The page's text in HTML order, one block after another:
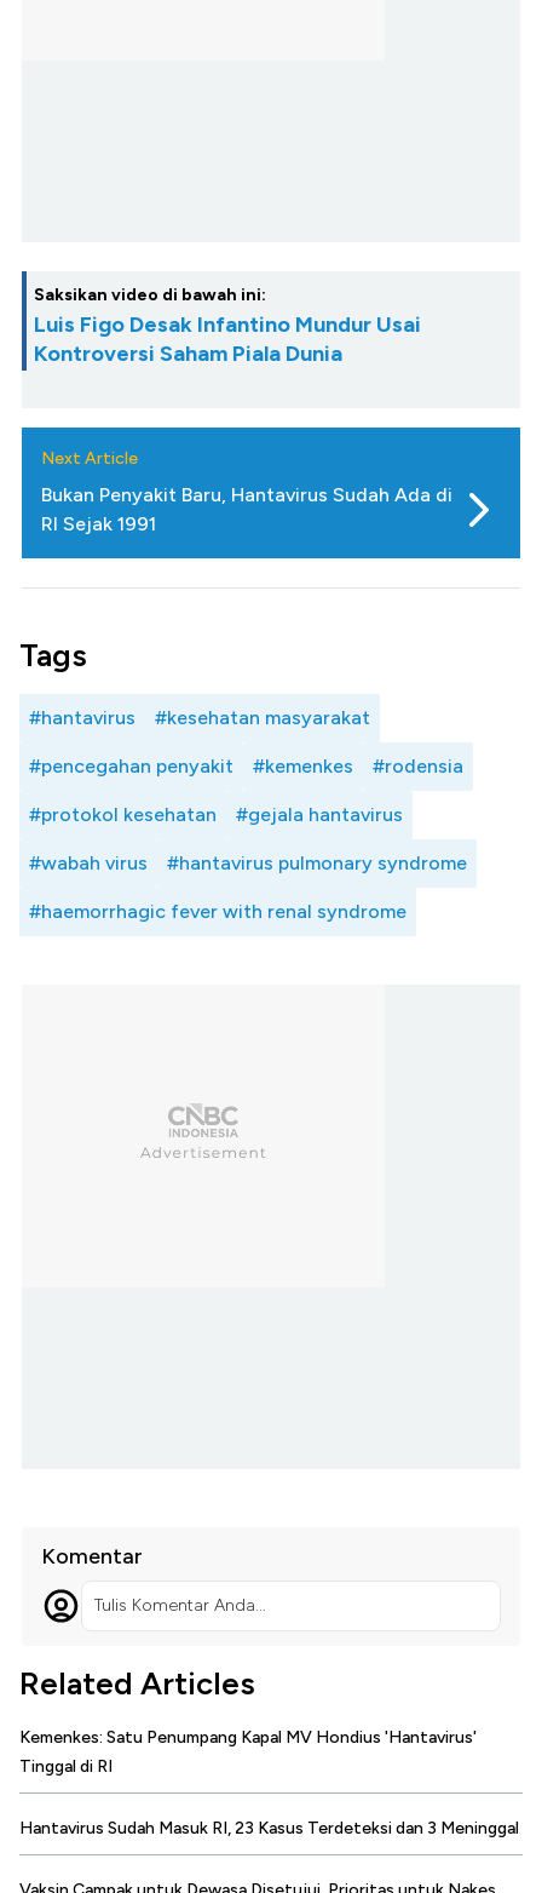
Saksikan video di bawah ini:
Luis Figo Desak Infantino Mundur Usai
Kontroversi Saham Piala Dunia
Next Article
Bukan Penyakit Baru, Hantavirus Sudah Ada di
RI Sejak 1991
Tags
#hantavirus #kesehatan masyarakat
#pencegahan penyakit #kemenkes #rodensia
#protokol kesehatan #gejala hantavirus
#wabah virus #hantavirus pulmonary syndrome
#haemorrhagic fever with renal syndrome
Komentar
Tulis Komentar Anda...
Related Articles
Kemenkes: Satu Penumpang Kapal MV Hondius 'Hantavirus'
Tinggal di RI
Hantavirus Sudah Masuk RI, 23 Kasus Terdeteksi dan 3 Meninggal